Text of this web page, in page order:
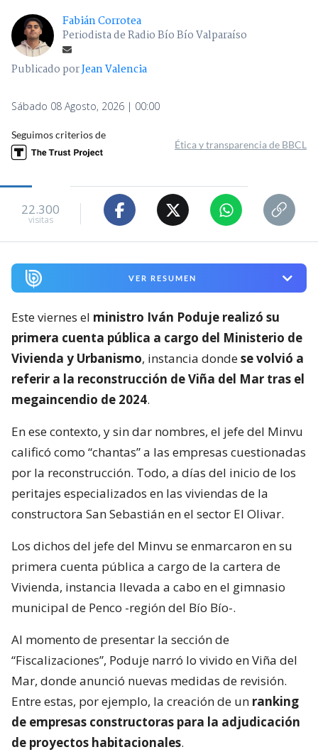
Fabián Corrotea
Periodista de Radio Bío Bío Valparaíso
Publicado porJean Valencia
Sábado 08 Agosto, 2026 | 00:00
Seguimos criterios de
Ética y transparencia de BBCL
22.300
visitas
VER RESUMEN
Este viernes el ministro Iván Poduje realizó su
primera cuenta pública a cargo del Ministerio de
Vivienda y Urbanismo, instancia dondese volvió a
referir a la reconstrucción de Viña del Mar tras el
megaincendio de 2024.
En ese contexto, y sin dar nombres, el jefe del Minvu
calificó como “chantas” a las empresas cuestionadas
por la reconstrucción. Todo, a días del inicio de los
peritajes especializados en las viviendas de la
constructora San Sebastián en el sector El Olivar.
Los dichos del jefe del Minvu se enmarcaron en su
primera cuenta pública a cargo de la cartera de
Vivienda, instancia llevada a cabo en el gimnasio
municipal de Penco -región del Bío Bío-.
Al momento de presentar la sección de
“Fiscalizaciones”, Poduje narró lo vivido en Viña del
Mar, donde anunció nuevas medidas de revisión.
Entre estas, por ejemplo, la creación de un ranking
de empresas constructoras para la adjudicación
de proyectos habitacionales.